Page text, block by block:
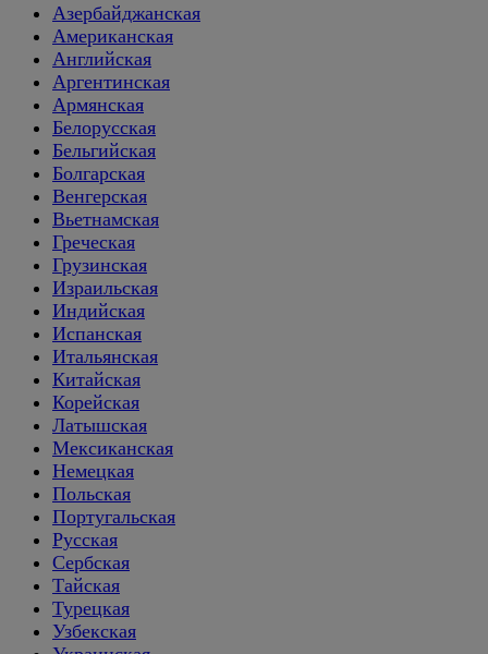
Азербайджанская
Американская
Английская
Аргентинская
Армянская
Белорусская
Бельгийская
Болгарская
Венгерская
Вьетнамская
Греческая
Грузинская
Израильская
Индийская
Испанская
Итальянская
Китайская
Корейская
Латышская
Мексиканская
Немецкая
Польская
Португальская
Русская
Сербская
Тайская
Турецкая
Узбекская